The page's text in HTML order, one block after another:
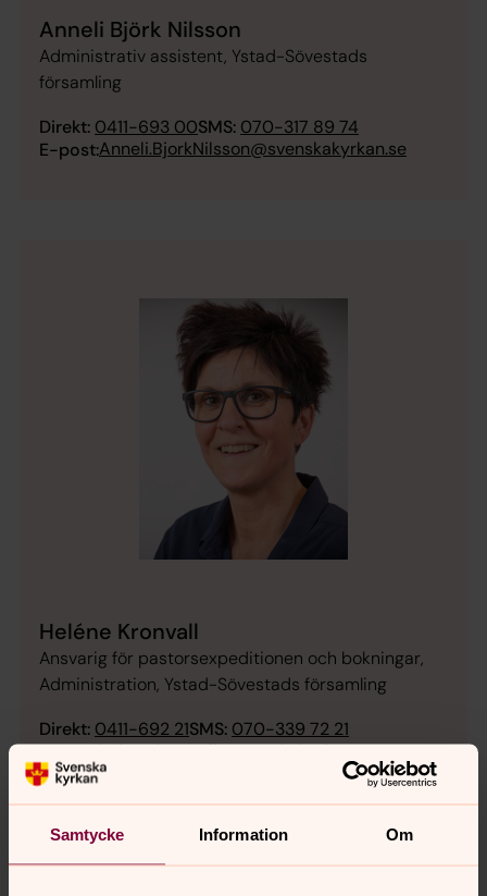
Samtycke Information Om
Anneli Björk Nilsson
Administrativ assistent, Ystad-Sövestads
församling
Direkt: 0411-693 00SMS: 070-317 89 74
E-post:Anneli.BjorkNilsson@svenskakyrkan.se
Heléne Kronvall
Ansvarig för pastorsexpeditionen och bokningar,
Administration, Ystad-Sövestads församling
Direkt: 0411-692 21SMS: 070-339 72 21
E-post:helene.kronvall@svenskakyrkan.se